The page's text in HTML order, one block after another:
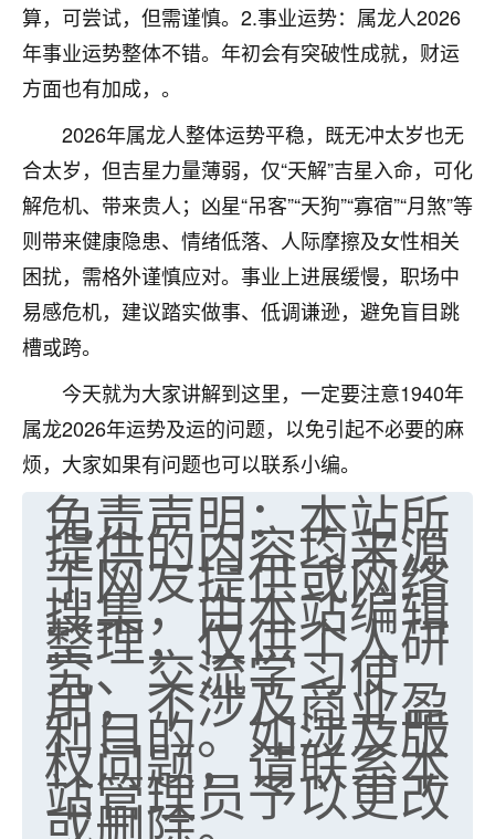
算，可尝试，但需谨慎。2.事业运势：属龙人2026
年事业运势整体不错。年初会有突破性成就，财运
方面也有加成，。
2026年属龙人整体运势平稳，既无冲太岁也无
合太岁，但吉星力量薄弱，仅“天解”吉星入命，可化
解危机、带来贵人；凶星“吊客”“天狗”“寡宿”“月煞”等
则带来健康隐患、情绪低落、人际摩擦及女性相关
困扰，需格外谨慎应对。事业上进展缓慢，职场中
易感危机，建议踏实做事、低调谦逊，避免盲目跳
槽或跨。
今天就为大家讲解到这里，一定要注意1940年
属龙2026年运势及运的问题，以免引起不必要的麻
烦，大家如果有问题也可以联系小编。
免责声明：本站所
提供的内容均来源
于网友提供或网络
搜集，由本站编辑
整理，仅供个人研
究、交流学习使
用，不涉及商业盈
利目的。如涉及版
权问题，请联系本
站管理员予以更改
2天前 来自云南 11
优秀的张同学
2天前 来自山西 15